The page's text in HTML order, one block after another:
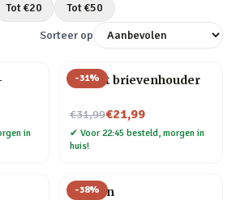
Tot €20 Tot €50
Sorteer op
in
-31%
Olifant brievenhouder
€31,99
Nu voor€21,99
✔ Voor 22:45 besteld, morgen in
huis!
-38%
Houten